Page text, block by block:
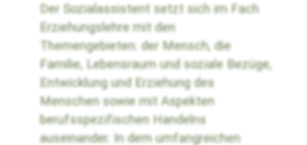
Der Sozialassistent setzt sich im Fach
Erziehungslehre mit den
Themengebieten: der Mensch, die
Familie, Lebensraum und soziale Bezüge,
Entwicklung und Erziehung des
Menschen sowie mit Aspekten
berufsspezifischen Handelns
auseinander. In dem umfangreichen